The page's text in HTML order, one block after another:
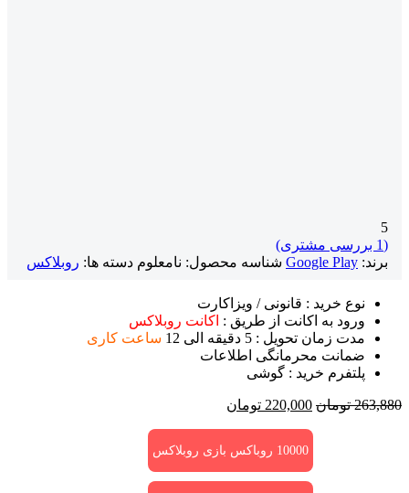
5
(
1 بررسی مشتری)
برند: Google Play شناسه محصول: نامعلوم دسته ها: روبلاکس
نوع خرید : قانونی / ویزاکارت
ورود به اکانت از طریق : اکانت روبلاکس
مدت زمان تحویل : 5 دقیقه الی 12
ساعت کاری
ضمانت محرمانگی اطلاعات
پلتفرم خرید : گوشی
263,880 تومان قیمت
بود.
220,000 تومان
220,000 تومان
است.
10000 روباکس بازی روبلاکس